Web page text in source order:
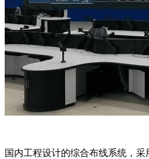
国内工程设计的综合布线系统，